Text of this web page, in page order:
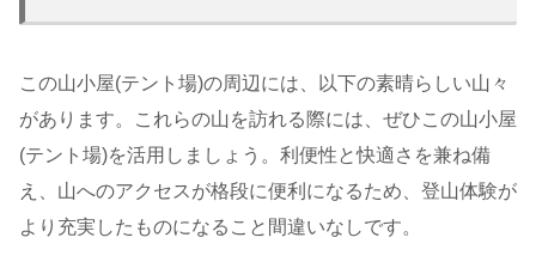
この山小屋(テント場)の周辺には、以下の素晴らしい山々
があります。これらの山を訪れる際には、ぜひこの山小屋
(テント場)を活用しましょう。利便性と快適さを兼ね備
え、山へのアクセスが格段に便利になるため、登山体験が
より充実したものになること間違いなしです。